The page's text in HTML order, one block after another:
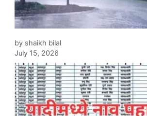
by shaikh bilal
July 15, 2026